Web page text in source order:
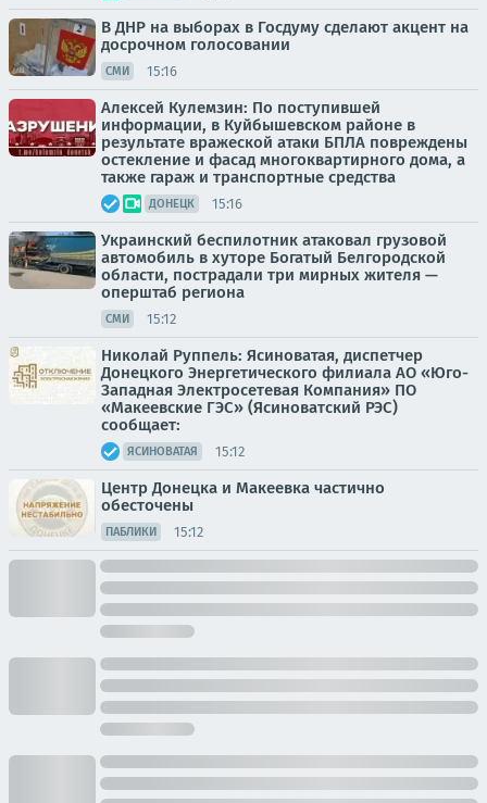
В ДНР на выборах в Госдуму сделают акцент на
досрочном голосовании
СМИ 15:16
Алексей Кулемзин: По поступившей
информации, в Куйбышевском районе в
результате вражеской атаки БПЛА повреждены
остекление и фасад многоквартирного дома, а
также гараж и транспортные средства
ДОНЕЦК 15:16
Украинский беспилотник атаковал грузовой
автомобиль в хуторе Богатый Белгородской
области, пострадали три мирных жителя —
оперштаб региона
СМИ 15:12
Николай Руппель: Ясиноватая, диспетчер
Донецкого Энергетического филиала АО «Юго-
Западная Электросетевая Компания» ПО
«Макеевские ГЭС» (Ясиноватский РЭС)
сообщает:
ЯСИНОВАТАЯ 15:12
Центр Донецка и Макеевка частично
обесточены
ПАБЛИКИ 15:12